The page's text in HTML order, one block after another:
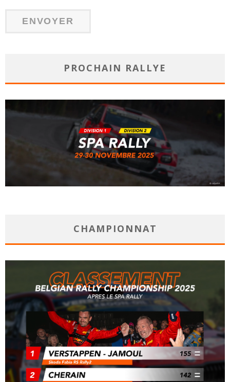
PROCHAIN RALLYE
CHAMPIONNAT